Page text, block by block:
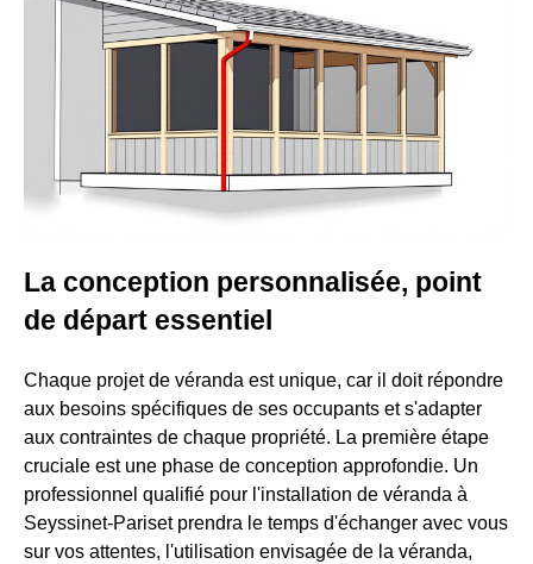
La conception personnalisée, point
de départ essentiel
Chaque projet de véranda est unique, car il doit répondre
aux besoins spécifiques de ses occupants et s'adapter
aux contraintes de chaque propriété. La première étape
cruciale est une phase de conception approfondie. Un
professionnel qualifié pour l'installation de véranda à
Seyssinet-Pariset prendra le temps d'échanger avec vous
sur vos attentes, l'utilisation envisagée de la véranda,